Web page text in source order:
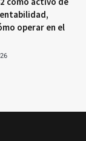
operar en el